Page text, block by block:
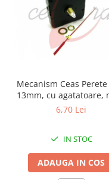
Mecanism Ceas
13mm, cu agatatoare,
continuu, repere
6,70 Lei
IN STOC
ADAUGA IN COS